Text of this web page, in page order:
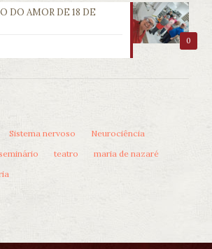
0
DO AMOR DE 18 DE
Sistema nervoso
Neurociência
teatro
maria de nazaré